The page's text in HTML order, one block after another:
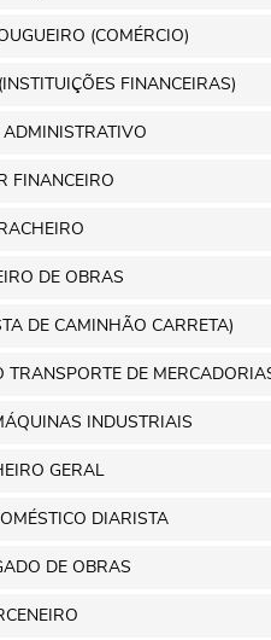
(COMÉRCIO)
FINANCEIRAS)
FINANCEIRO
DE OBRAS
DE CAMINHÃO CARRETA)
TRANSPORTE DE
INDUSTRIAIS
GERAL
DIARISTA
DE OBRAS